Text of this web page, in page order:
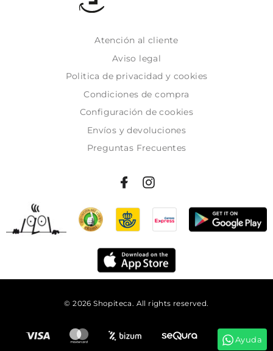
Atención al cliente
Aviso legal
Politica de privacidad y cookies
Condiciones de compra
Configuración de cookies
Envíos y devoluciones
Preguntas Frecuentes
© 2026 Shopiteca. All rights reserved.
Ayuda